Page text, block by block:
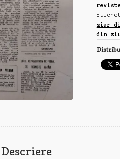
ziua
6
1984
ziar
din
Descriere